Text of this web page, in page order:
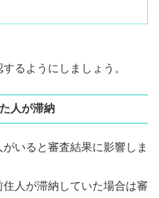
るようにしましょう。
人が滞納
いると審査結果に影響しま
人が滞納していた場合は審